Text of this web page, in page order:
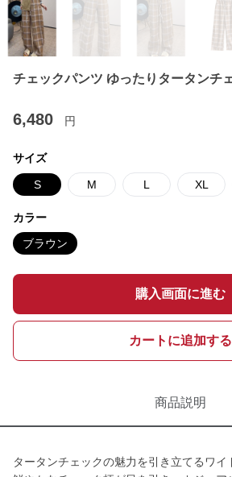
チェックパンツ ゆったりタータンチ
6,480 円
サイズ
S M L XL
カラー
ブラウン
購入画面に進む
カートに追加する
商品説明
タータンチェックの魅力を引き立てるワイ